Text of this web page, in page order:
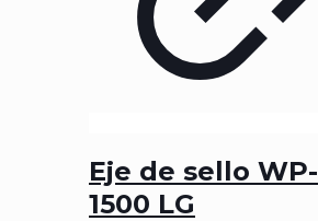
Eje de sello WP-
1500 LG